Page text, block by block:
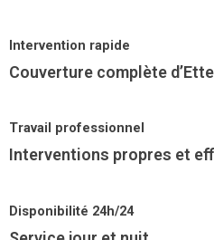
Intervention rapide
Couverture complète
Travail professionnel
Interventions propres et
Disponibilité 24h/24